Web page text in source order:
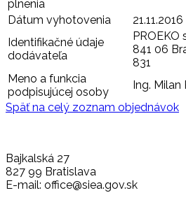
plnenia
Dátum vyhotovenia
21.11.2016
Identifikačné údaje
dodávateľa
PROEKO
841 06
831
Meno a funkcia
podpisujúcej osoby
Ing. Milan
Späť na celý zoznam objednávok
Bajkalská 27
827 99 Bratislava
E-mail: office@siea.gov.sk